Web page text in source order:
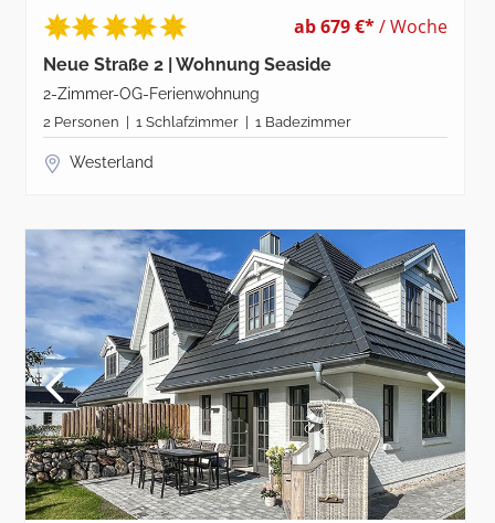
ab 679 €*/ Woche
Neue Straße 2 | Wohnung Seaside
2-Zimmer-OG-Ferienwohnung
2 Personen | 1 Schlafzimmer | 1 Badezimmer
Westerland